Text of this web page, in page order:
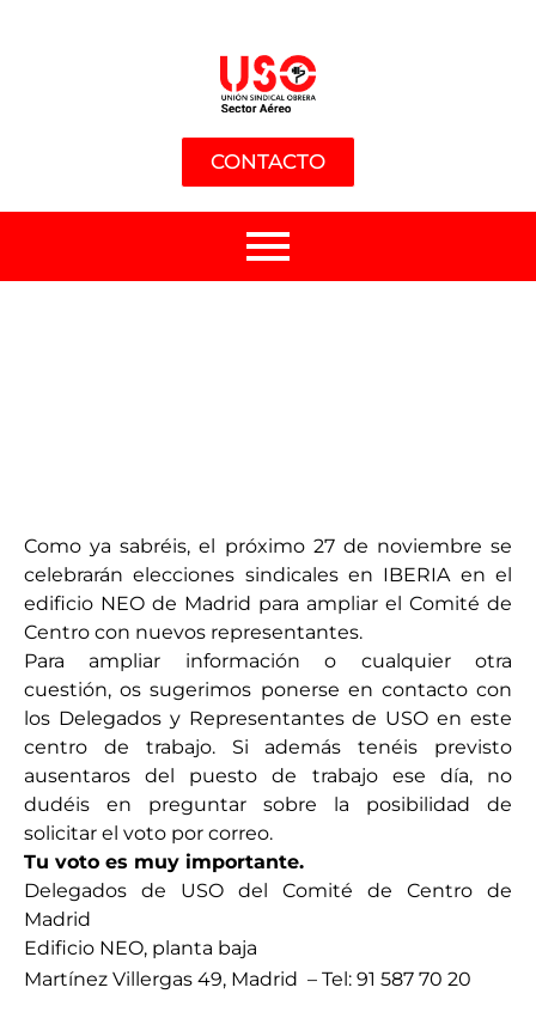
CONTACTO
Como ya sabréis, el próximo 27 de noviembre se
celebrarán elecciones sindicales en IBERIA en el
edificio NEO de Madrid para ampliar el Comité de
Centro con nuevos representantes.
Para ampliar información o cualquier otra
cuestión, os sugerimos ponerse en contacto con
los Delegados y Representantes de USO en este
centro de trabajo. Si además tenéis previsto
ausentaros del puesto de trabajo ese día, no
dudéis en preguntar sobre la posibilidad de
solicitar el voto por correo.
Tu voto es muy importante.
Delegados de USO del Comité de Centro de
Madrid
Edificio NEO, planta baja
Martínez Villergas 49, Madrid – Tel: 91 587 70 20